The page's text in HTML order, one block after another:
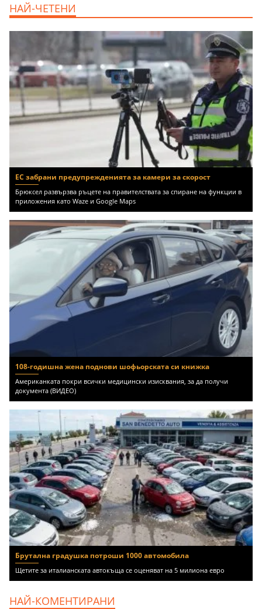
EUR
НАЙ-ЧЕТЕНИ
ЕС забрани предупрежденията за камери за скорост
Брюксел развързва ръцете на правителствата за спиране на функции в
приложения като Waze и Google Maps
108-годишна жена поднови шофьорската си книжка
Американката покри всички медицински изисквания, за да получи
документа (ВИДЕО)
Брутална градушка потроши 1000 автомобила
Щетите за италианската автокъща се оценяват на 5 милиона евро
НАЙ-КОМЕНТИРАНИ